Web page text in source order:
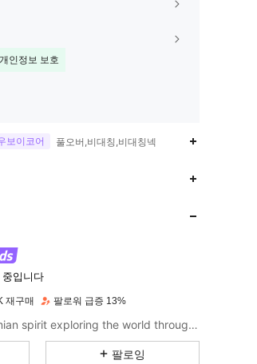
개인정보 보호
보이코어 풀오버,비대칭,비대칭넥
입니다
템 1.3M
1.3M
재구매 팔로워 급증 13%
Bohemela is for the bohemian spirit exploring the world through her style.
팔로잉